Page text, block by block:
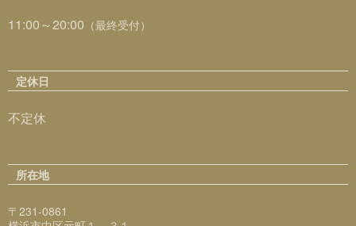
11:00～20:00 （最終受付）
定休日
不定休
所在地
〒231-0861